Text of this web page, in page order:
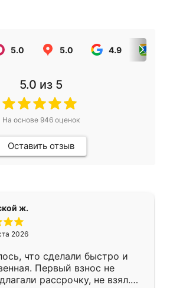
5.0 5.0 4.9
5.0 из 5
На основе 946оценок
Оставить отзыв
ж.
2026
что сделали быстро и
Первый взнос не
рассрочку, не взял.